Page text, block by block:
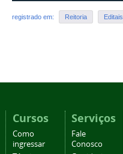
registrado em: Reitoria Editais
Cursos
Como
ingressar
Serviços
Fale
Conosco